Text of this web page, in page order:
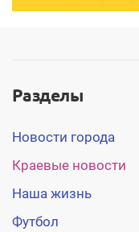
Разделы
Новости города
Краевые новости
Наша жизнь
Футбол